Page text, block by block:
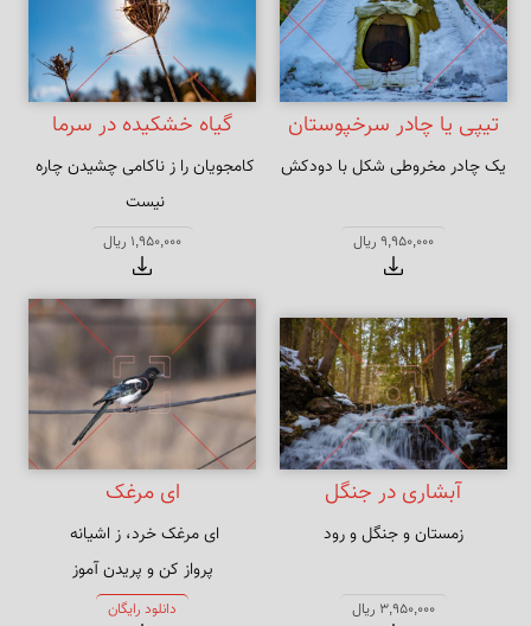
تیپی یا چادر سرخپوستان
قاره آمریکای شمالی
یک چادر مخروطی شکل با دودکش
9,950,000 ریال
گیاه خشکیده در سرما
کامجویان را ز ناکامی چشیدن چاره
بر زمستان صبر باید طالب نوروز را
1,950,000 ریال
آبشاری در جنگل
زمستان و جنگل و رود
3,950,000 ریال
ای مرغک
پرواز کن و پریدن آموز
دانلود رایگان